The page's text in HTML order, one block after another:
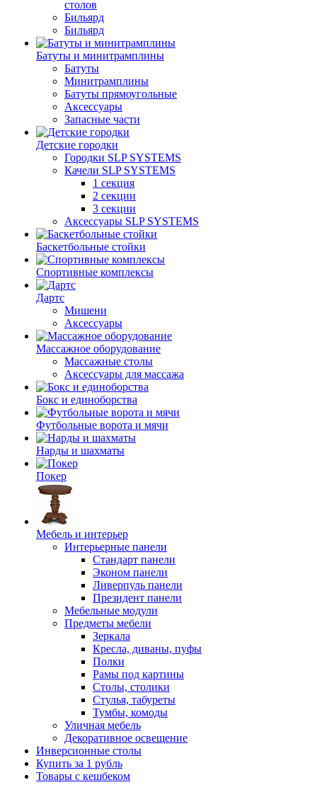
столов
Бильяpд
Бильяpд
Батуты и минитрамплины
Батуты
Минитрамплины
Батуты прямоугольные
Аксессуары
Запасные части
Детские городки
Городки SLP SYSTEMS
Качели SLP SYSTEMS
1 секция
2 секции
3 секции
Аксессуары SLP SYSTEMS
Баскетбольные стойки
Спортивные комплексы
Дартс
Мишени
Аксессуары
Массажное оборудование
Массажные столы
Аксессуары для массажа
Бокс и единоборства
Футбольные ворота и мячи
Нарды и шахматы
Покер
Мебель и интерьер
Интерьерные панели
Стандарт панели
Эконом панели
Ливерпуль панели
Президент панели
Мебельные модули
Предметы мебели
Зеркала
Кресла, диваны, пуфы
Полки
Рамы под картины
Столы, столики
Стулья, табуреты
Тумбы, комоды
Уличная мебель
Декоративное освещение
Инверсионные столы
Купить за 1 рубль
Товары с кешбеком